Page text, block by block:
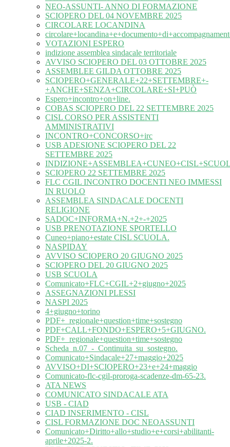
NEO-ASSUNTI- ANNO DI FORMAZIONE
SCIOPERO DEL 04 NOVEMBRE 2025
CIRCOLARE LOCANDINA
VOTAZIONI ESPERO
indizione assemblea sindacale territoriale
AVVISO SCIOPERO DEL 03 OTTOBRE 2025
ASSEMBLEE GILDA OTTOBRE 2025
SCIOPERO+GENERALE+22+SETTEMBRE+-
+ANCHE+SENZA+CIRCOLARE+SI+PUÒ
Espero+incontro+on+line.
COBAS SCIOPERO DEL 22 SETTEMBRE 2025
CISL CORSO PER ASSISTENTI
AMMINISTRATIVI
INCONTRO+CONCORSO+irc
USB ADESIONE SCIOPERO DEL 22
SETTEMBRE 2025
SCIOPERO 22 SETTEMBRE 2025
FLC CGIL INCONTRO DOCENTI NEO IMMESSI
IN RUOLO
ASSEMBLEA SINDACALE DOCENTI
RELIGIONE
SADOC+INFORMA+N.+2+-+2025
USB PRENOTAZIONE SPORTELLO
Cuneo+piano+estate CISL SCUOLA.
NASPIDAY
AVVISO SCIOPERO 20 GIUGNO 2025
SCIOPERO DEL 20 GIUGNO 2025
USB SCUOLA
Comunicato+FLC+CGIL+2+giugno+2025
ASSEGNAZIONI PLESSI
NASPI 2025
4+giugno+torino
PDF+_regionale+question+time+sostegno
PDF+CALL+FONDO+ESPERO+5+GIUGNO.
PDF+_regionale+question+time+sostegno
Scheda_n.07_-_Continuita_su_sostegno.
Comunicato+Sindacale+27+maggio+2025
AVVISO+DI+SCIOPERO+23+e+24+maggio
Comunicato-flc-cgil-proroga-scadenze-dm-65-23.
ATA NEWS
COMUNICATO SINDACALE ATA
USB - CIAD
CIAD INSERIMENTO - CISL
CISL FORMAZIONE DOC NEOASSUNTI
Comunicato+Diritto+allo+studio+e+corsi+abilitanti-
aprile+2025-2.